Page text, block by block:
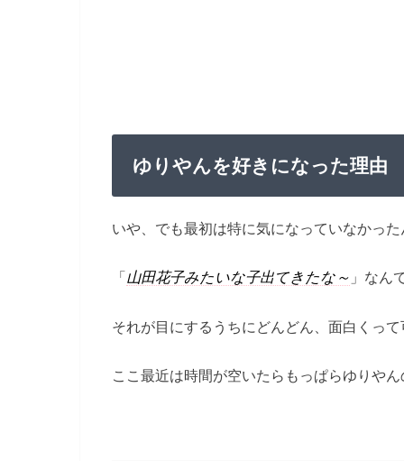
ゆりやんを好きになった理由
いや、でも最初は特に気になっていなかっ
「 山田花子みたいな子出てきたな～ 」なん
それが目にするうちにどんどん、面白くっ
ここ最近は時間が空いたらもっぱらゆりや